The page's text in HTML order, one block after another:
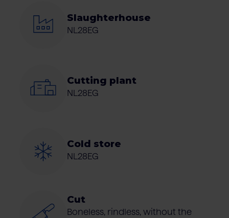
Slaughterhouse
NL28EG
Cutting plant
NL28EG
Cold store
NL28EG
Cut
Boneless, rindless, without the